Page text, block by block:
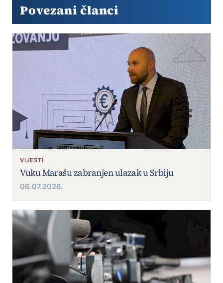
Povezani članci
VIJESTI
Vuku Marašu zabranjen ulazak u Srbiju
06.07.2026.